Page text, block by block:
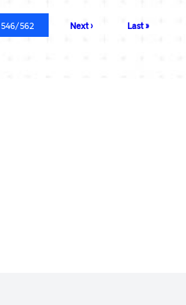
Current
page
546/562
Next
Next ›
Last
Last »